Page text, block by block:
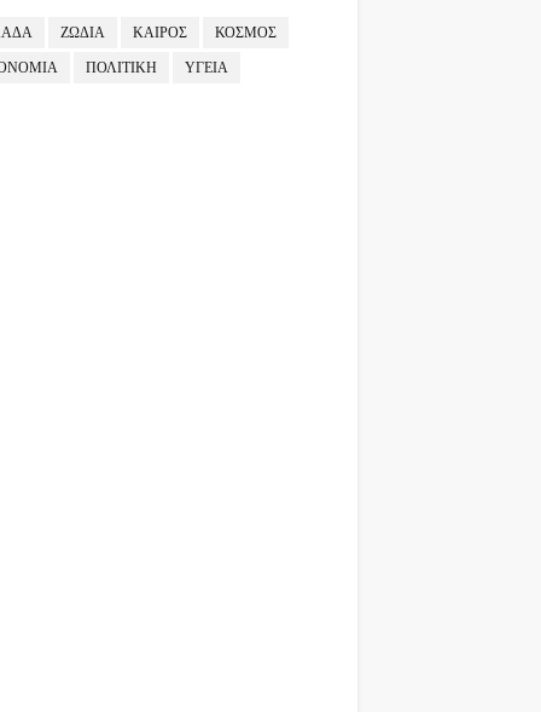
ΖΩΔΙΑ ΚΑΙΡΟΣ ΚΟΣΜΟΣ
ΠΟΛΙΤΙΚΗ ΥΓΕΙΑ